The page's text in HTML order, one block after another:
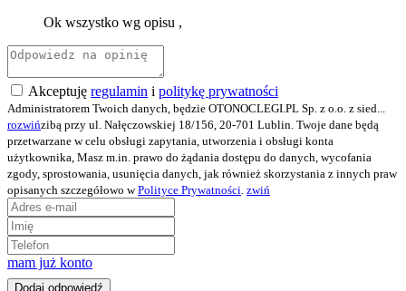
Ok wszystko wg opisu ,
Akceptuję regulamin i politykę prywatności
Administratorem Twoich danych, będzie OTONOCLEGI.PL Sp. z o.o. z sied
rozwińzibą przy ul. Nałęczowskiej 18/156, 20-701 Lublin. Twoje dane będą
przetwarzane w celu obsługi zapytania, utworzenia i obsługi konta
użytkownika, Masz m.in. prawo do żądania dostępu do danych, wycofania
zgody, sprostowania, usunięcia danych, jak również skorzystania z innych praw
opisanych szczegółowo wPolityce Prywatności zwiń
mam już konto
Dodaj odpowiedź